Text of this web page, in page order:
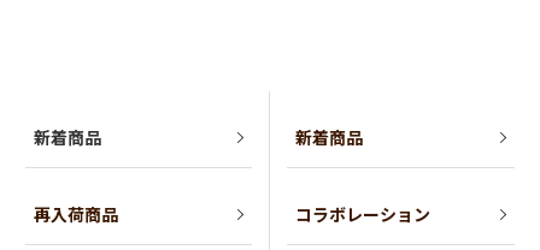
新着商品
再入荷商品
新着商品
コラボレーション